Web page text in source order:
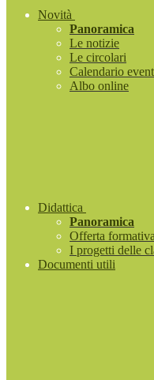
Novità
Panoramica
Le notizie
Le circolari
Calendario
Albo online
Didattica
Panoramica
Offerta formativa
I progetti delle
Documenti utili